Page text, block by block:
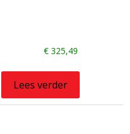
€325,49
Lees verder